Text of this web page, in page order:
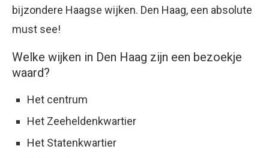
bijzondere Haagse wijken. Den Haag, een absolute
must see!
Welke wijken in Den Haag zijn een bezoekje
waard?
Het centrum
Het Zeeheldenkwartier
Het Statenkwartier